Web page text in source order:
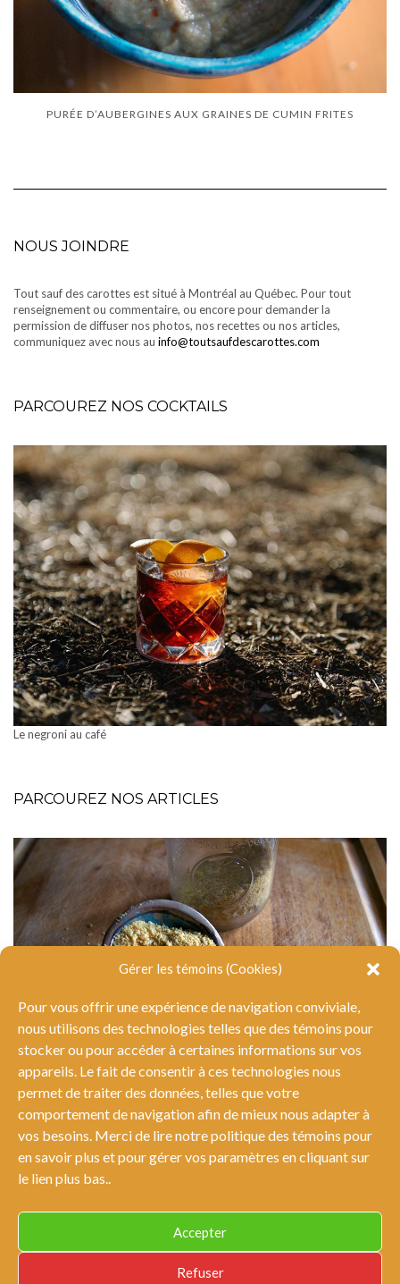
Gérer les témoins (Cookies)
Pour vous offrir une expérience de navigation conviviale,
nous utilisons des technologies telles que des témoins pour
stocker ou pour accéder à certaines informations sur vos
appareils. Le fait de consentir à ces technologies nous
permet de traiter des données, telles que votre
comportement de navigation afin de mieux nous adapter à
vos besoins. Merci de lire notre politique des témoins pour
en savoir plus et pour gérer vos paramètres en cliquant sur
le lien plus bas..
Accepter
Refuser
PURÉE D’AUBERGINES AUX GRAINES DE CUMIN FRITES
NOUS JOINDRE
Tout sauf des carottes est situé à Montréal au Québec. Pour tout
renseignement ou commentaire, ou encore pour demander la
permission de diffuser nos photos, nos recettes ou nos articles,
communiquez avec nous au info@toutsaufdescarottes.com
PARCOUREZ NOS COCKTAILS
Le negroni au café
PARCOUREZ NOS ARTICLES
La levure alimentaire
générales et nétiquette|Politique de confidentialité